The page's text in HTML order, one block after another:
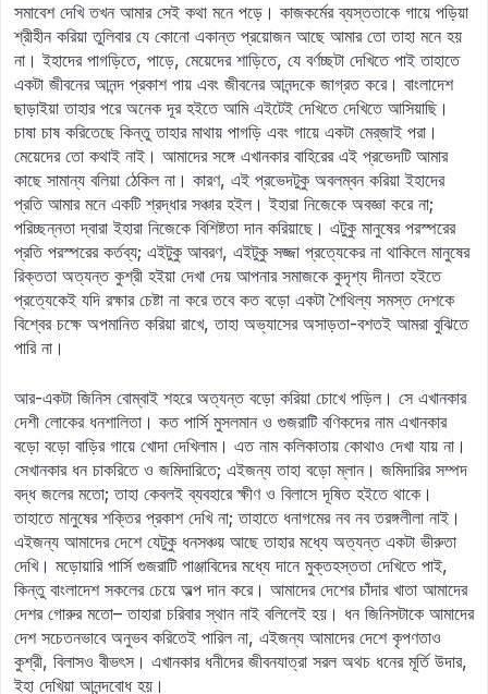
সমাবেশ দেখি তখন আমার সেই কথা মনে পড়ে। কাজকর্মের ব্যস্ততাকে গায়ে পড়িয়া
শ্রীহীন করিয়া তুলিবার যে কোনো একান্ত প্রয়োজন আছে আমার তো তাহা মনে হয়
না। ইহাদের পাগড়িতে, পাড়ে, মেয়েদের শাড়িতে, যে বর্ণচ্ছটা দেখিতে পাই তাহাতে
একটা জীবনের আনন্দ প্রকাশ পায় এবং জীবনের আনন্দকে জাগ্রত করে। বাংলাদেশ
ছাড়াইয়া তাহার পরে অনেক দূর হইতে আমি এইটেই দেখিতে দেখিতে আসিয়াছি।
চাষা চাষ করিতেছে কিন্তু তাহার মাথায় পাগড়ি এবং গায়ে একটা মের্‌জাই পরা।
মেয়েদের তো কথাই নাই। আমাদের সঙ্গে এখানকার বাহিরের এই প্রভেদটি আমার
কাছে সামান্য বলিয়া ঠেকিল না। কারণ, এই প্রভেদটুকু অবলম্বন করিয়া ইহাদের
প্রতি আমার মনে একটি শ্রদ্ধার সঞ্চার হইল। ইহারা নিজেকে অবজ্ঞা করে না;
পরিচ্ছন্নতা দ্বারা ইহারা নিজেকে বিশিষ্টতা দান করিয়াছে। এটুকু মানুষের পরস্পরের
প্রতি পরস্পরের কর্তব্য; এইটুকু আবরণ, এইটুকু সজ্জা প্রত্যেকের না থাকিলে মানুষের
রিক্ততা অত্যন্ত কুশ্রী হইয়া দেখা দেয় আপনার সমাজকে কুদৃশ্য দীনতা হইতে
প্রত্যেকেই যদি রক্ষার চেষ্টা না করে তবে কত বড়ো একটা শৈথিল্য সমস্ত দেশকে
বিশ্বের চক্ষে অপমানিত করিয়া রাখে, তাহা অভ্যাসের অসাড়তা-বশতই আমরা বুঝিতে
পারি না।
আর-একটা জিনিস বোম্বাই শহরে অত্যন্ত বড়ো করিয়া চোখে পড়িল। সে এখানকার
দেশী লোকের ধনশালিতা। কত পার্সি মুসলমান ও গুজরাটি বণিকদের নাম এখানকার
বড়ো বড়ো বাড়ির গায়ে খোদা দেখিলাম। এত নাম কলিকাতায় কোথাও দেখা যায় না।
সেখানকার ধন চাকরিতে ও জমিদারিতে; এইজন্য তাহা বড়ো ম্লান। জমিদারির সম্পদ
বদ্ধ জলের মতো; তাহা কেবলই ব্যবহারে ক্ষীণ ও বিলাসে দূষিত হইতে থাকে।
তাহাতে মানুষের শক্তির প্রকাশ দেখি না; তাহাতে ধনাগমের নব নব তরঙ্গলীলা নাই।
এইজন্য আমাদের দেশে যেটুকু ধনসঞ্চয় আছে তাহার মধ্যে অত্যন্ত একটা ভীরুতা
দেখি। মড়োয়ারি পার্সি গুজরাটি পাঞ্জাবিদের মধ্যে দানে মুক্তহস্ততা দেখিতে পাই,
কিন্তু বাংলাদেশ সকলের চেয়ে অল্প দান করে। আমাদের দেশের চাঁদার খাতা আমাদের
দেশর গোরুর মতো– তাহারা চরিবার স্থান নাই বলিলেই হয়। ধন জিনিসটাকে আমাদের
দেশ সচেতনভাবে অনুভব করিতেই পারিল না, এইজন্য আমাদের দেশে কৃপণতাও
কুশ্রী, বিলাসও বীভৎস। এখানকার ধনীদের জীবনযাত্রা সরল অথচ ধনের মূর্তি উদার,
ইহা দেখিয়া আনন্দবোধ হয়।